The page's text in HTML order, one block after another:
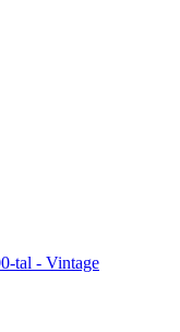
tal - Vintage